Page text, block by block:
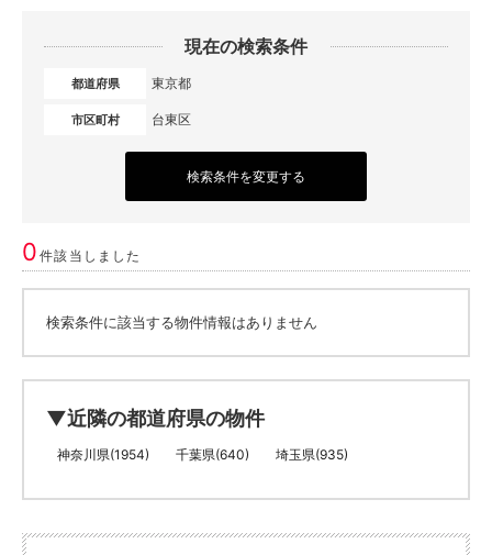
現在の検索条件
都道府県 東京都
市区町村 台東区
検索条件を変更する
0件該当しました
検索条件に該当する物件情報はありません
▼近隣の都道府県の物件
神奈川県(1954) 千葉県(640) 埼玉県(935)